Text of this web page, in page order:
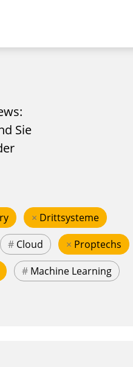
Sie
× Drittsysteme
# Cloud × Proptechs
# Machine Learning